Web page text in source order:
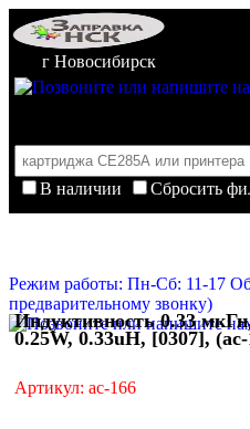
г Новосибирск
В наличии
Сбросить
Режим работы: Пн-Сб: 11-17
предварительному звонку)
Индуктивность 0.33
0.25W, 0.33uH, [0307],
Артикул: ac-166